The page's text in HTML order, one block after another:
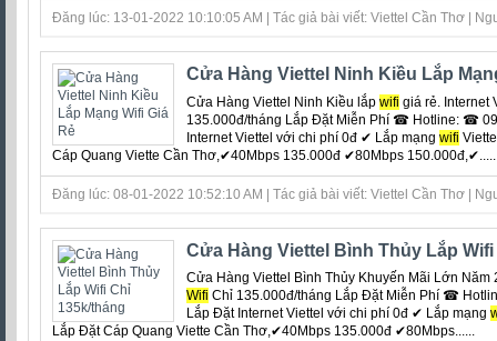
Đăng lúc: 13-01-2022 10:10:05 AM | Tác giả bài viết: Viettel Cần Thơ |
Cửa Hàng Viettel Ninh Kiều Lắp
Cửa Hàng Viettel Ninh Kiều lắp wifi giá rẻ. Internet
135.000đ/tháng Lắp Đặt Miễn Phí ☎ Hotline: ☎
Internet Viettel với chi phí 0đ ‎✔ Lắp mạng wifi
Cáp Quang Viette Cần Thơ,✔40Mbps 135.000đ ✔80Mbps
Đăng lúc: 08-01-2022 10:52:10 AM | Tác giả bài viết: Viettel Cần Thơ |
Cửa Hàng Viettel Bình Thủy Lắp
Cửa Hàng Viettel Bình Thủy Khuyến Mãi Lớn Năm
Wifi Chỉ 135.000đ/tháng Lắp Đặt Miễn Phí ☎
Lắp Đặt Internet Viettel với chi phí 0đ ‎✔ Lắp mạng
Lắp Đặt Cáp Quang Viette Cần Thơ,✔40Mbps 135.000đ ✔80Mbps......